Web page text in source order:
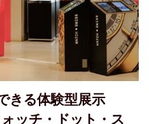
きる体験型展示
ォッチ・ドット・ス